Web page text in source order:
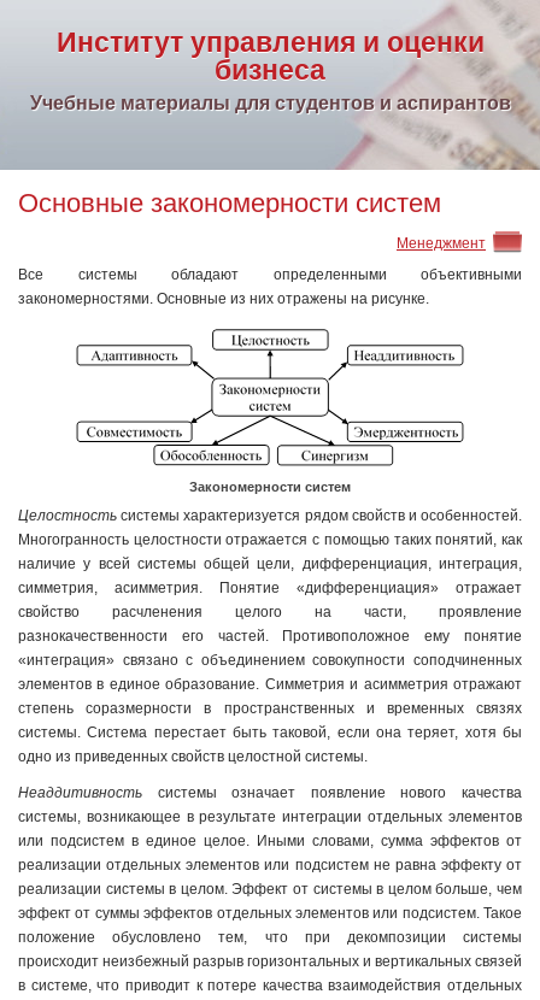
Институт управления и оценки
бизнеса
Учебные материалы для студентов и аспирантов
Основные закономерности систем
Менеджмент
Все системы обладают определенными объективными
закономерностями. Основные из них отражены на рисунке.
Закономерности систем
Целостность системы характеризуется рядом свойств и особенностей.
Многогранность целостности отражается с помощью таких понятий, как
наличие у всей системы общей цели, дифференциация, интеграция,
симметрия, асимметрия. Понятие «дифференциация» отражает
свойство расчленения целого на части, проявление
разнокачественности его частей. Противоположное ему понятие
«интеграция» связано с объединением совокупности соподчиненных
элементов в единое образование. Симметрия и асимметрия отражают
степень соразмерности в пространственных и временных связях
системы. Система перестает быть таковой, если она теряет, хотя бы
одно из приведенных свойств целостной системы.
Неаддитивность системы означает появление нового качества
системы, возникающее в результате интеграции отдельных элементов
или подсистем в единое целое. Иными словами, сумма эффектов от
реализации отдельных элементов или подсистем не равна эффекту от
реализации системы в целом. Эффект от системы в целом больше, чем
эффект от суммы эффектов отдельных элементов или подсистем. Такое
положение обусловлено тем, что при декомпозиции системы
происходит неизбежный разрыв горизонтальных и вертикальных связей
в системе, что приводит к потере качества взаимодействия отдельных